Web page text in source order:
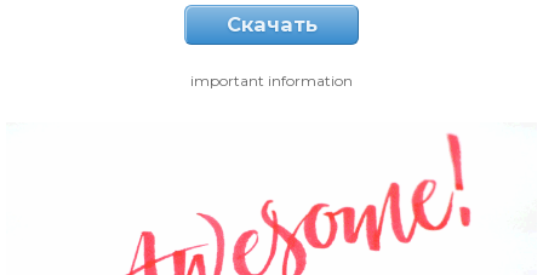
Скачать
important information